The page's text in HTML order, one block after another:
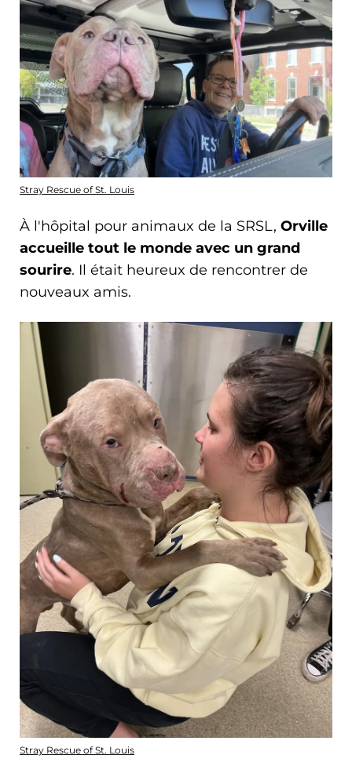
Stray Rescue of St. Louis
À l'hôpital pour animaux de la SRSL, Orville
accueille tout le monde avec un grand
sourire. Il était heureux de rencontrer de
nouveaux amis.
Stray Rescue of St. Louis